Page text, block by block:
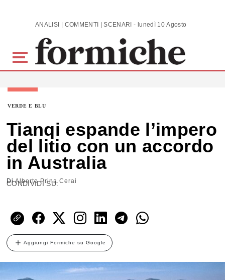
Skip to main content ANALISI | COMMENTI | SCENARI - lunedì 10 Agosto 2026
VERDE E BLU
Tianqi espande l’impero
del litio con un accordo
in Australia
DiAlberto Prina Cerai
CONDIVIDI SU:
Aggiungi Formiche su Google